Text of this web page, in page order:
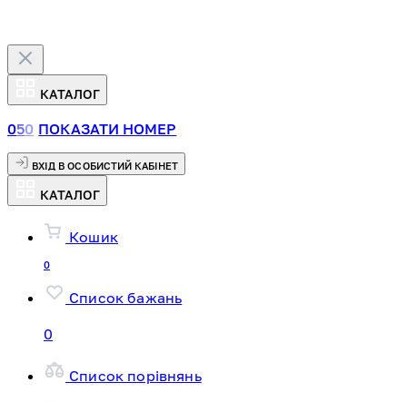
КАТАЛОГ
050 ПОКАЗАТИ НОМЕР
ВХІД В ОСОБИСТИЙ КАБІНЕТ
КАТАЛОГ
Кошик
0
Список бажань
0
Список порівнянь